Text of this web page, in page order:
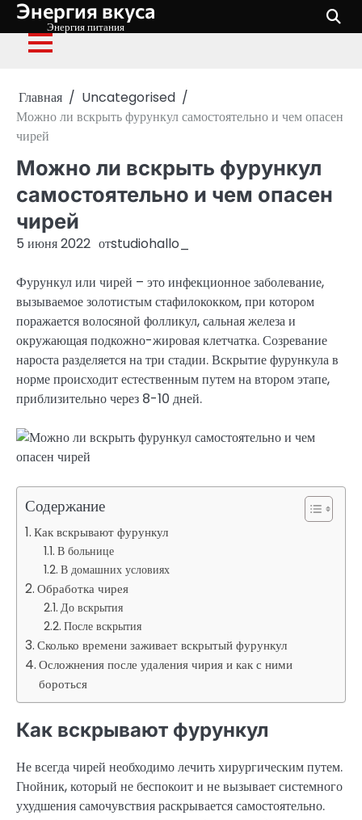
Перейти
содержимому
Энергия вкуса
Энергия питания
Главная
Uncategorised
Можно ли вскрыть фурункул самостоятельно и чем опасен
чирей
Можно ли вскрыть фурункул
самостоятельно и чем опасен
чирей
5 июня 2022 отstudiohallo_
Фурункул или чирей – это инфекционное заболевание,
вызываемое золотистым стафилококком, при котором
поражается волосяной фолликул, сальная железа и
окружающая подкожно-жировая клетчатка. Созревание
нароста разделяется на три стадии. Вскрытие фурункула в
норме происходит естественным путем на втором этапе,
приблизительно через 8-10 дней.
Содержание
Как вскрывают фурункул
В больнице
В домашних условиях
Обработка чирея
До вскрытия
После вскрытия
Сколько времени заживает вскрытый фурункул
Осложнения после удаления чирия и как с ними
бороться
Как вскрывают фурункул
Не всегда чирей необходимо лечить хирургическим путем.
Гнойник, который не беспокоит и не вызывает системного
ухудшения самочувствия раскрывается самостоятельно.